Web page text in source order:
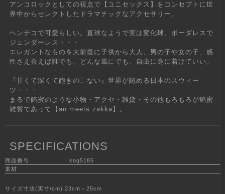
アンコロックとしての視点で【ユニセックス】をコンセプトに世
界中からセレクトしたドラマチックなアクセサリー。
ヘンテコで可愛らしい。直球なようで実は変化球。ボーダレスで
ジェンダーレス・・・
エレガントなものを大前提に子供から大人、男の子や女の子、感
性さえ合えば誰でも、どんな風にでも、自由に身に着けていい。
『甘くて深くて飽きのこない』世界が認める日本のスウィー
ツ・・・
まるで餡蜜のような小物・アクセ・雑貨・その他もろもろが餡蜜
雑貨であって【an meets zakka】。
SPECIFICATIONS
商品番号
kog5185
素材
サイズ寸法(実寸/cm) 23cm～25cm